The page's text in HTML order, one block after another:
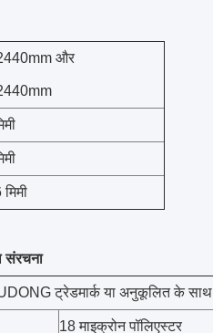
और
संरचना
ट्रेडमार्क या अनुकूलित के साथ
18 माइक्रोन पॉलिएस्टर